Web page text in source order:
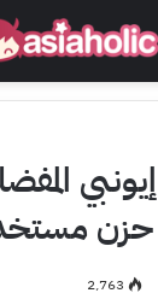
حزن
2٬763